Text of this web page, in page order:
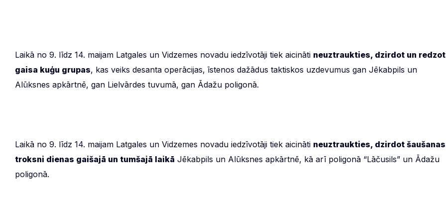
Laikā no 9. līdz 14. maijam Latgales un Vidzemes novadu iedzīvotāji tiek aicināti neuztraukties, dzirdot un redzot
gaisa kuģu grupas, kas veiks desanta operācijas, īstenos dažādus taktiskos uzdevumus gan Jēkabpils un
Alūksnes apkārtnē, gan Lielvārdes tuvumā, gan Ādažu poligonā.
Laikā no 9. līdz 14. maijam Latgales un Vidzemes novadu iedzīvotāji tiek aicināti neuztraukties, dzirdot šaušanas
troksni dienas gaišajā un tumšajā laikā Jēkabpils un Alūksnes apkārtnē, kā arī poligonā “Lāčusils” un Ādažu
poligonā.